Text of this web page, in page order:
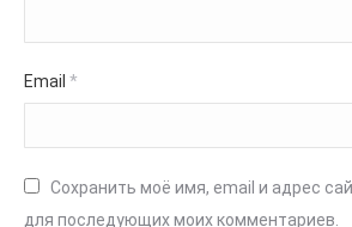
Email *
Сохранить моё имя, email и адрес
для последующих моих комментариев.